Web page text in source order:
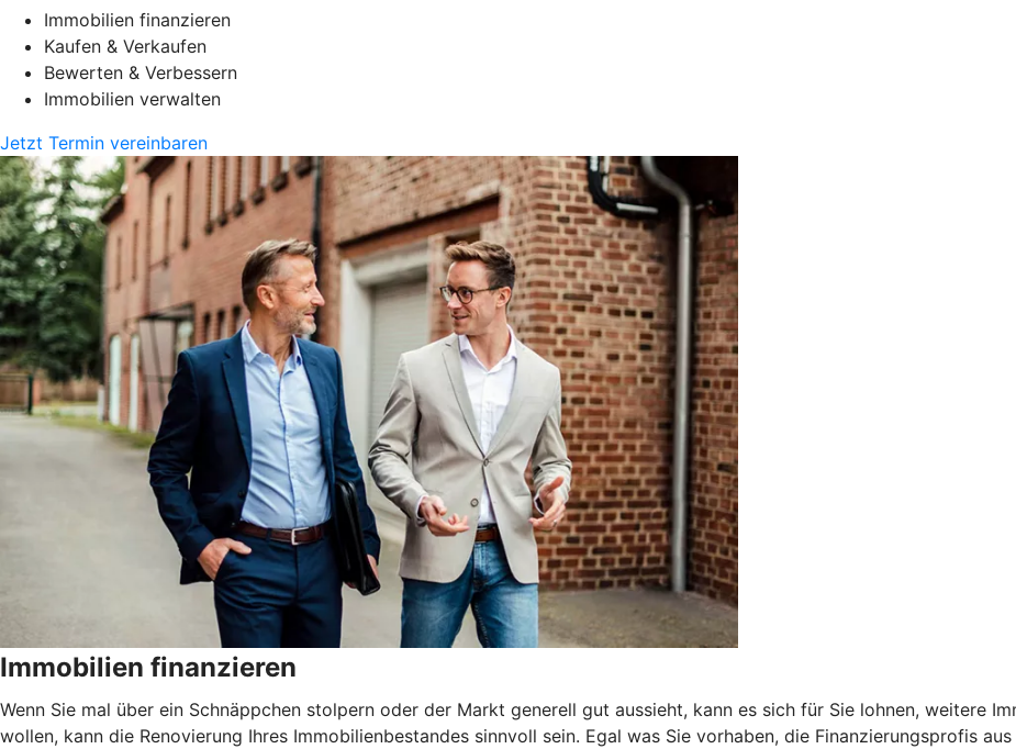
Immobilien finanzieren
Kaufen & Verkaufen
Bewerten & Verbessern
Immobilien verwalten
Jetzt Termin vereinbaren
Immobilien finanzieren
Wenn Sie mal über ein Schnäppchen stolpern oder der Markt generell gut aussieht, kann es sich für Sie lohnen, weitere
wollen, kann die Renovierung Ihres Immobilienbestandes sinnvoll sein. Egal was Sie vorhaben, die Finanzierungsprofis